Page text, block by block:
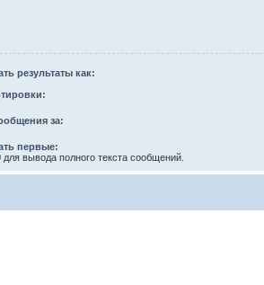
результаты как:
за:
первые:
для вывода полного текста сообщений.